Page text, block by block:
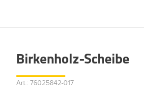
Birkenholz-Scheibe
Art.: 76025842-017